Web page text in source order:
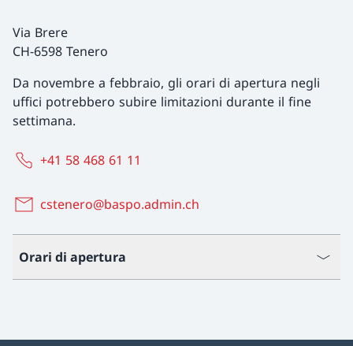
Via Brere
CH-6598 Tenero
Da novembre a febbraio, gli orari di apertura negli
uffici potrebbero subire limitazioni durante il fine
settimana.
+41 58 468 61 11
cstenero@baspo.admin.ch
Orari di apertura